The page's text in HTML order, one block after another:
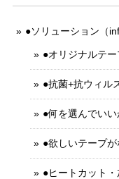
●ソリューション（
●オリジナルテ
●抗菌+抗ウィル
●何を選んでい
●欲しいテープ
●ヒートカット・